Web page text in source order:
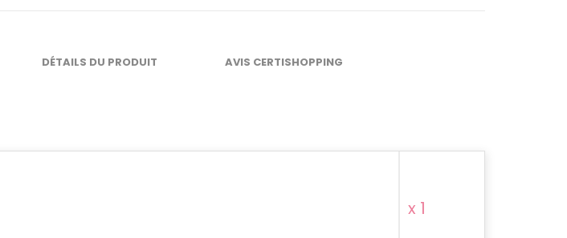
DÉTAILS DU PRODUIT AVIS CERTISHOPPING
x 1